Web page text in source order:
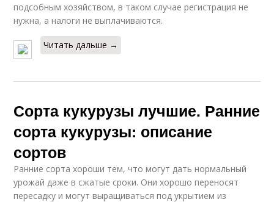
подсобным хозяйством, в таком случае регистрация не
нужна, а налоги не выплачиваются.
Читать дальше →
Сорта кукурузы лучшие. Ранние
сорта кукурузы: описание
сортов
Ранние сорта хороши тем, что могут дать нормальный
урожай даже в сжатые сроки. Они хорошо переносят
пересадку и могут выращиваться под укрытием из